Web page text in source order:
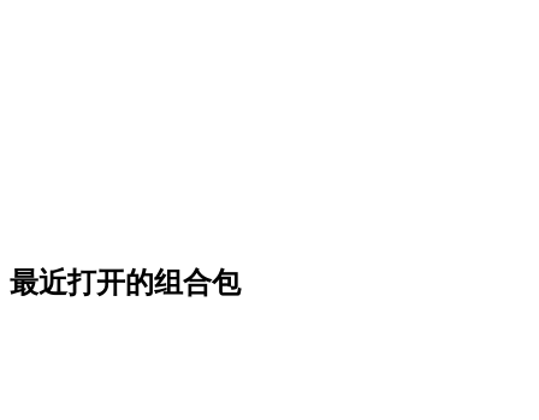
最近打开的组合包